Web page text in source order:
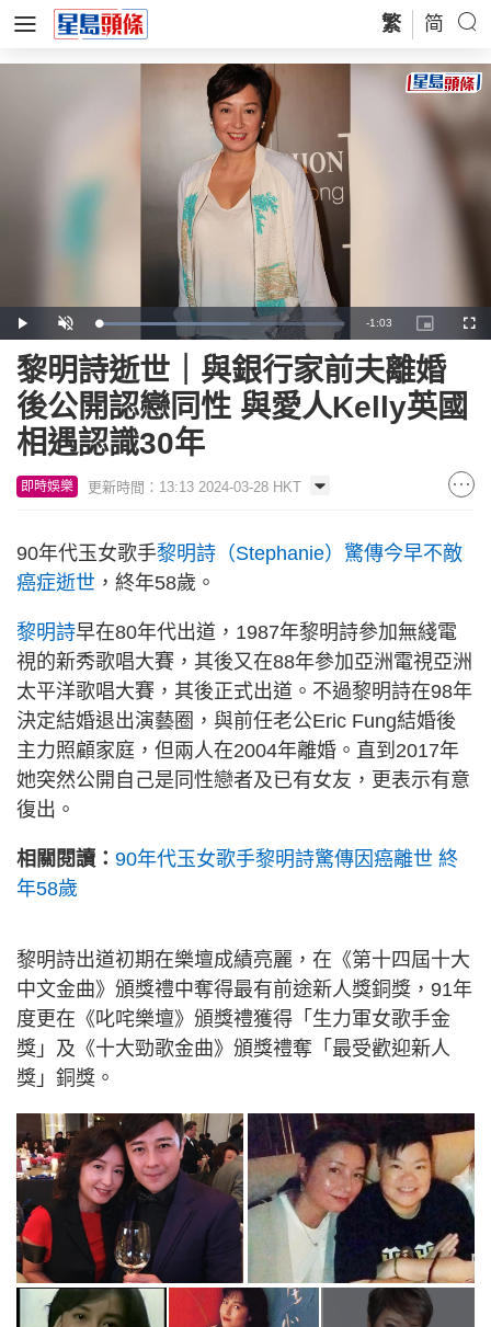
繁 简
Play Unmute Loaded:
61.83%
Remaining
Time
-1:03
Picture-
in-
黎明詩逝世｜與銀行家前夫離婚
後公開認戀同性 與愛人Kelly英國
相遇認識30年
即時娛樂 更新時間：13:13 2024-03-28 HKT
90年代玉女歌手黎明詩（Stephanie）驚傳今早不敵
癌症逝世 ，終年58歲。
黎明詩早在80年代出道，1987年黎明詩參加無綫電
視的新秀歌唱大賽，其後又在88年參加亞洲電視亞洲
太平洋歌唱大賽，其後正式出道。不過黎明詩在98年
決定結婚退出演藝圈，與前任老公Eric Fung結婚後
主力照顧家庭，但兩人在2004年離婚。直到2017年
她突然公開自己是同性戀者及已有女友，更表示有意
復出。
相關閱讀： 90年代玉女歌手黎明詩驚傳因癌離世 終
年58歲
黎明詩出道初期在樂壇成績亮麗，在《第十四屆十大
中文金曲》頒獎禮中奪得最有前途新人獎銅獎，91年
度更在《叱咤樂壇》頒獎禮獲得「生力軍女歌手金
獎」及《十大勁歌金曲》頒獎禮奪「最受歡迎新人
獎」銅獎。